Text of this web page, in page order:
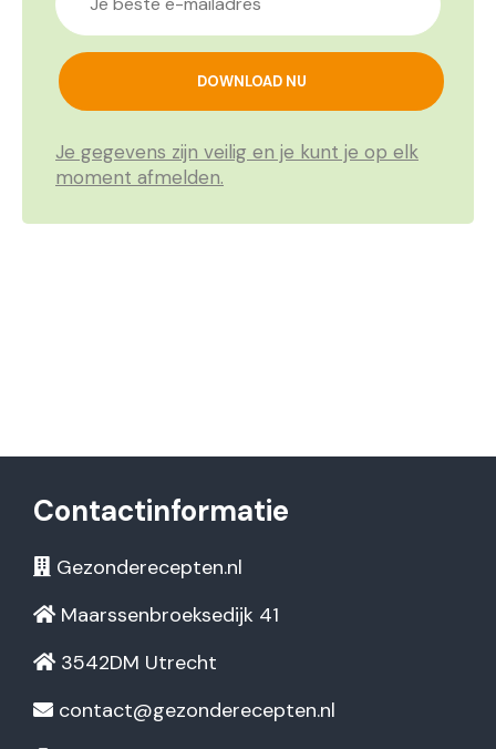
Je gegevens zijn veilig en je kunt je op elk
moment afmelden.
Contactinformatie
Gezonderecepten.nl
Maarssenbroeksedijk 41
3542DM Utrecht
contact@gezonderecepten.nl